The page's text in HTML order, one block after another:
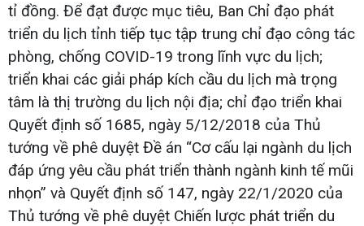
tỉ đồng. Để đạt được mục tiêu, Ban Chỉ đạo phát
triển du lịch tỉnh tiếp tục tập trung chỉ đạo công tác
phòng, chống COVID-19 trong lĩnh vực du lịch;
triển khai các giải pháp kích cầu du lịch mà trọng
tâm là thị trường du lịch nội địa; chỉ đạo triển khai
Quyết định số 1685, ngày 5/12/2018 của Thủ
tướng về phê duyệt Đề án “Cơ cấu lại ngành du lịch
đáp ứng yêu cầu phát triển thành ngành kinh tế mũi
nhọn” và Quyết định số 147, ngày 22/1/2020 của
Thủ tướng về phê duyệt Chiến lược phát triển du